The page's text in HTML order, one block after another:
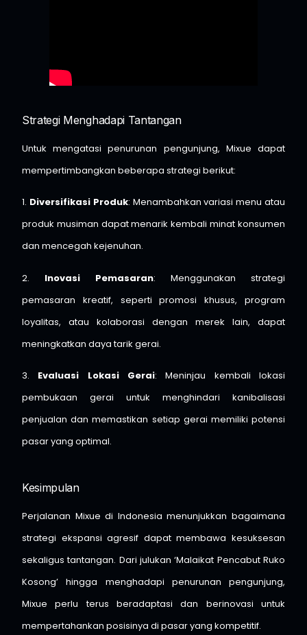
Strategi Menghadapi Tantangan
Untuk mengatasi penurunan pengunjung, Mixue dapat
mempertimbangkan beberapa strategi berikut:
1. Diversifikasi Produk: Menambahkan variasi menu atau
produk musiman dapat menarik kembali minat konsumen
dan mencegah kejenuhan.​
2. Inovasi Pemasaran: Menggunakan strategi
pemasaran kreatif, seperti promosi khusus, program
loyalitas, atau kolaborasi dengan merek lain, dapat
meningkatkan daya tarik gerai.​
3. Evaluasi Lokasi Gerai: Meninjau kembali lokasi
pembukaan gerai untuk menghindari kanibalisasi
penjualan dan memastikan setiap gerai memiliki potensi
pasar yang optimal.​
Kesimpulan
Perjalanan Mixue di Indonesia menunjukkan bagaimana
strategi ekspansi agresif dapat membawa kesuksesan
sekaligus tantangan. Dari julukan ‘Malaikat Pencabut Ruko
Kosong’ hingga menghadapi penurunan pengunjung,
Mixue perlu terus beradaptasi dan berinovasi untuk
mempertahankan posisinya di pasar yang kompetitif.​